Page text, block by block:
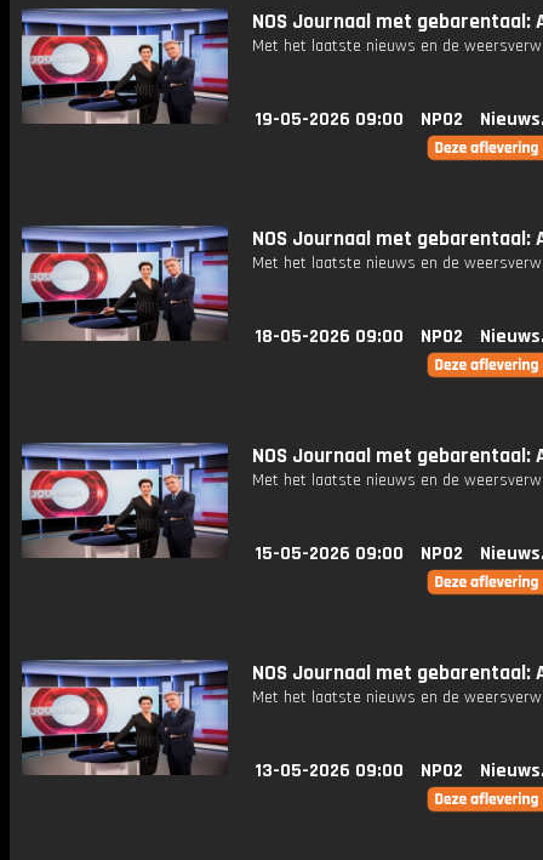
NOS Journaal met gebarentaal:
Met het laatste nieuws en de
19-05-2026 09:00 NPO2
NOS Journaal met gebarentaal:
Met het laatste nieuws en de
18-05-2026 09:00 NPO2
NOS Journaal met gebarentaal:
Met het laatste nieuws en de
15-05-2026 09:00 NPO2
NOS Journaal met gebarentaal:
Met het laatste nieuws en de
13-05-2026 09:00 NPO2